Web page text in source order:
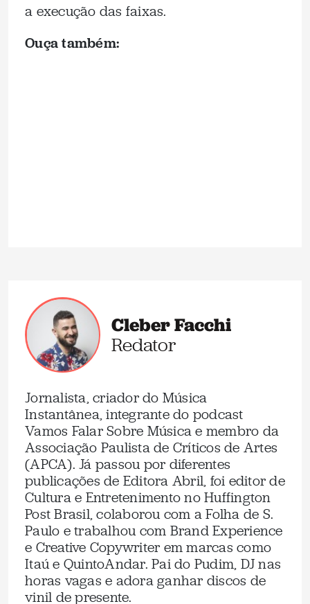
a execução das faixas.
Ouça também:
Cleber Facchi
Redator
Jornalista, criador do Música
Instantânea, integrante do podcast
Vamos Falar Sobre Música e membro da
Associação Paulista de Críticos de Artes
(APCA). Já passou por diferentes
publicações de Editora Abril, foi editor de
Cultura e Entretenimento no Huffington
Post Brasil, colaborou com a Folha de S.
Paulo e trabalhou com Brand Experience
e Creative Copywriter em marcas como
Itaú e QuintoAndar. Pai do Pudim, DJ nas
horas vagas e adora ganhar discos de
vinil de presente.